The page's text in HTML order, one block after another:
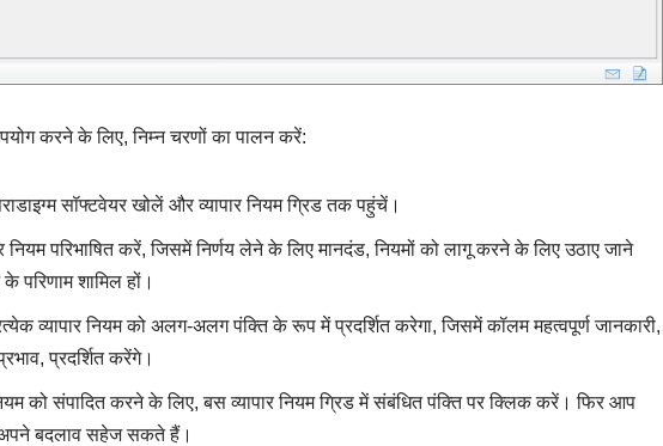
करने के लिए, निम्न चरणों का पालन करें:
सॉफ्टवेयर खोलें और व्यापार नियम ग्रिड तक पहुंचें।
नियम परिभाषित करें, जिसमें निर्णय लेने के लिए मानदंड, नियमों को लागू करने के लिए उठाए जाने
परिणाम शामिल हों।
व्यापार नियम को अलग-अलग पंक्ति के रूप में प्रदर्शित करेगा, जिसमें कॉलम महत्वपूर्ण जानकारी,
प्रदर्शित करेंगे।
को संपादित करने के लिए, बस व्यापार नियम ग्रिड में संबंधित पंक्ति पर क्लिक करें। फिर आप
बदलाव सहेज सकते हैं।